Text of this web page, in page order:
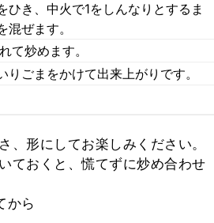
ひき、中火で1をしんなりとするま
ぜます。
て炒めます。
りごまをかけて出来上がりです。
、形にしてお楽しみください。
ておくと、慌てずに炒め合わせ
から